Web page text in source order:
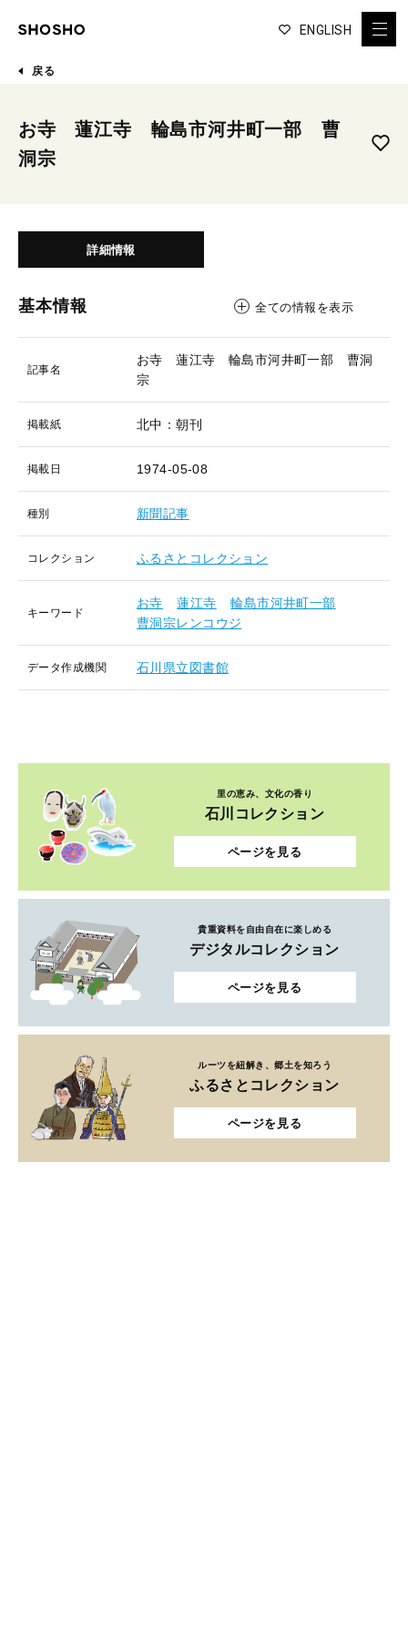
ENGLISH
戻る
お寺 蓮江寺 輪島市河井町一部 曹
洞宗
詳細情報
基本情報 全ての情報を表示
記事名
お寺 蓮江寺 輪島市河井町一部 曹洞
宗
掲載紙 北中：朝刊
掲載日 1974-05-08
種別 新聞記事
コレクション ふるさとコレクション
キーワード
お寺 蓮江寺
輪島市河井町一部
曹洞宗レンコウジ
データ作成機関 石川県立図書館
里の恵み、文化の香り
石川コレクション
ページを見る
貴重資料を自由自在に楽しめる
デジタルコレクション
ページを見る
ルーツを紐解き、郷土を知ろう
ふるさとコレクション
ページを見る